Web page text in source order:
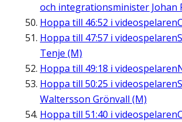
och integrationsminister Johan
Hoppa till 46:52 i videospelaren
Hoppa till 47:57 i videospelaren
Tenje (M)
Hoppa till 49:18 i videospelaren
Hoppa till 50:25 i videospelaren
Waltersson Grönvall (M)
Hoppa till 51:40 i videospelaren